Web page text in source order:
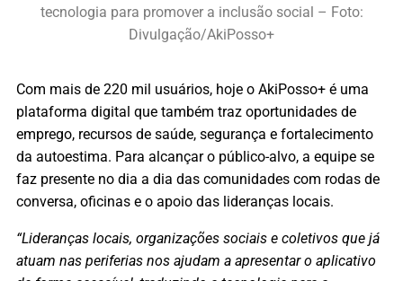
tecnologia para promover a inclusão social – Foto:
Divulgação/AkiPosso+
Com mais de 220 mil usuários, hoje o AkiPosso+ é uma
plataforma digital que também traz oportunidades de
emprego, recursos de saúde, segurança e fortalecimento
da autoestima. Para alcançar o público-alvo, a equipe se
faz presente no dia a dia das comunidades com rodas de
conversa, oficinas e o apoio das lideranças locais.
“Lideranças locais, organizações sociais e coletivos que já
atuam nas periferias nos ajudam a apresentar o aplicativo